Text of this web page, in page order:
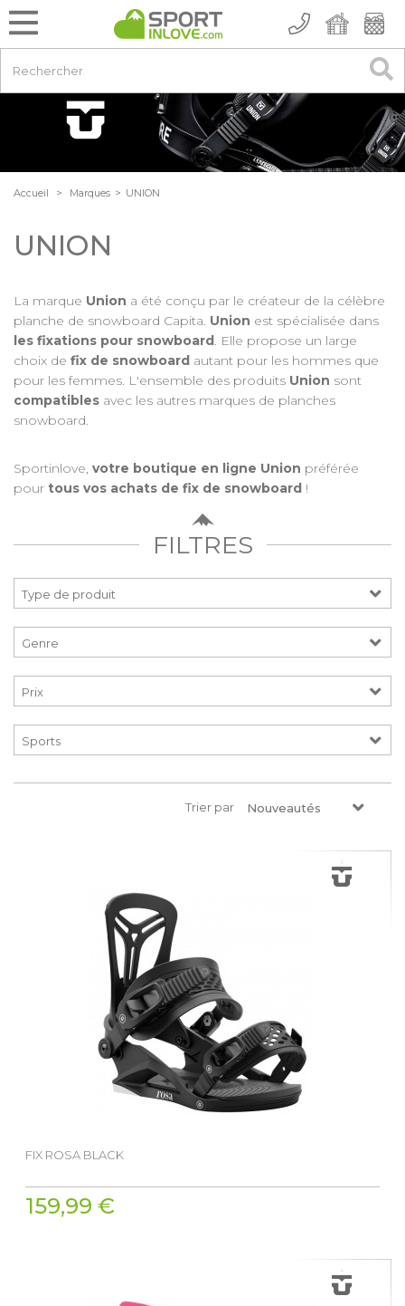
Accueil > Marques > UNION
UNION
La marque Union a été conçu par le créateur de la célèbre
planche de snowboard Capita. Union est spécialisée dans
les fixations pour snowboard. Elle propose un large
choix de fix de snowboard autant pour les hommes que
pour les femmes. L'ensemble des produits Union sont
compatibles avec les autres marques de planches
snowboard.
Sportinlove, votre boutique en ligne Union préférée
pour tous vos achats de fix de snowboard !
FILTRES
Prix
Trier par Nouveautés
FIX ROSA BLACK
159,99 €